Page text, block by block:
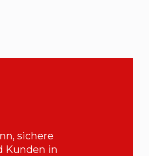
sichere
Kunden in